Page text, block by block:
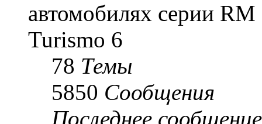
автомобилях серии
Turismo 6
78 Темы
5850 Сообщения
Последнее сообщение